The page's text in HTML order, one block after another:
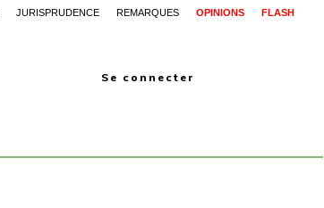
JURISPRUDENCE REMARQUES OPINIONS FLASH
Se connecter